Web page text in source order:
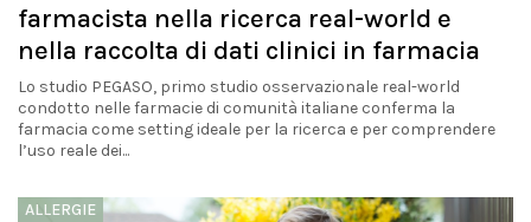
farmacista nella ricerca real-world e
nella raccolta di dati clinici in farmacia
Lo studio PEGASO, primo studio osservazionale real-world
condotto nelle farmacie di comunità italiane conferma la
farmacia come setting ideale per la ricerca e per comprendere
l’uso reale dei...
ALLERGIE